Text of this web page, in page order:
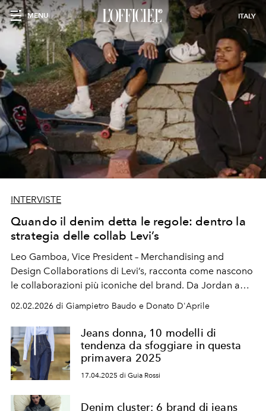
MENU ITALY
INTERVISTE
Quando il denim detta le regole: dentro la
strategia delle collab Levi’s
Leo Gamboa, Vice President – Merchandising and
Design Collaborations di Levi’s, racconta come nascono
le collaborazioni più iconiche del brand. Da Jordan a
Sacai, passando per Barbour. Un dialogo sul potere del
denim, sul valore del tempo e su come si costruiscono le
icone di domani.
02.02.2026 di Giampietro Baudo e Donato D'Aprile
Jeans donna, 10 modelli di
tendenza da sfoggiare in questa
primavera 2025
17.04.2025 di Guia Rossi
Denim cluster: 6 brand di jeans